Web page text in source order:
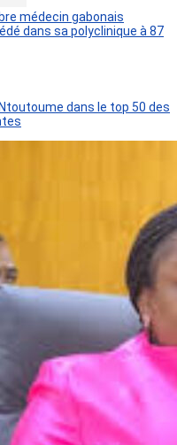
médecin gabonais
dans sa polyclinique à 87
dans le top 50 des